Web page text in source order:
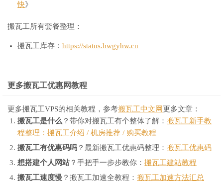
快》
搬瓦工所有套餐整理：
搬瓦工库存： https://status.bwgyhw.cn
更多搬瓦工优惠网教程
更多搬瓦工VPS的相关教程，参考搬瓦工中文网 更多文章：
搬瓦工是什么 ？带你对搬瓦工有个整体了解： 搬瓦工新手教
程整理：搬瓦工介绍 / 机房推荐 / 购买教程
搬瓦工有优惠码吗 ？最新搬瓦工优惠码整理： 搬瓦工优惠码
想搭建个人网站？手把手一步步教你： 搬瓦工建站教程
搬瓦工速度慢 ？搬瓦工加速全教程： 搬瓦工加速方法汇总